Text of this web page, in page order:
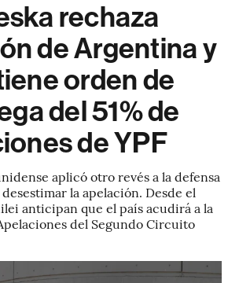
rechaza
de Argentina y
orden de
del 51% de
de YPF
aplicó otro revés a la defensa
la apelación. Desde el
anticipan que el país acudirá a la
del Segundo Circuito